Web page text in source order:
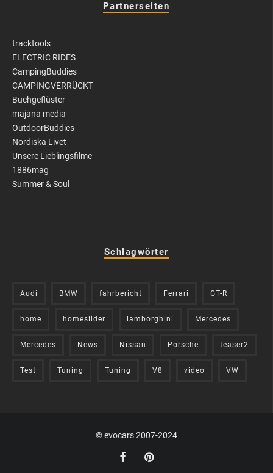
Partnerseiten
tracktools
ELECTRIC RIDES
CampingBuddies
CAMPINGVERRÜCKT
Buchgeflüster
majana media
OutdoorBuddies
Nordiska Livet
Unsere Lieblingsfilme
1886mag
Summer & Soul
Schlagwörter
Audi BMW fahrbericht Ferrari GT-R
home homeslider lamborghini Mercedes
Mercedes News Nissan Porsche teaser2
Test Tuning Tuning V8 video VW
© evocars 2007-2024